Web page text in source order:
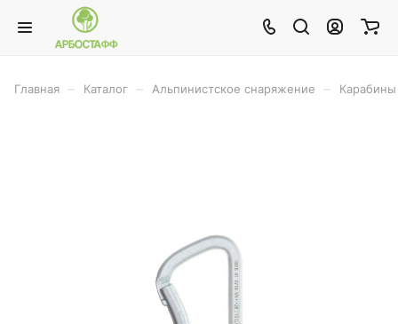
Главная Каталог Альпинистское снаряжение